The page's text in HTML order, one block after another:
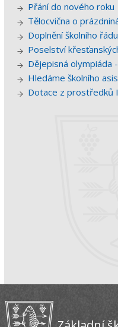
Přání do nového roku
Tělocvična o
Doplnění školního řádu
Poselství
Dějepisná olympiáda
Hledáme školního
Dotace z prostředků